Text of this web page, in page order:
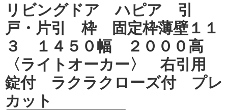
リビングドア ハピア 引
戸・片引 枠 固定枠薄壁１１
３ １４５０幅 ２０００高
〈ライトオーカー〉 右引用
錠付 ラクラクローズ付 プレ
カット